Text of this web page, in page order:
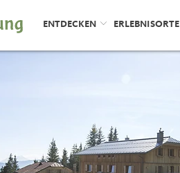
ENTDECKEN ERLEBNISORTE